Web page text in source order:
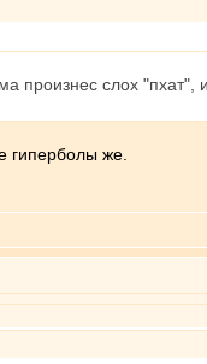
слох "пхат", и
гиперболы же.